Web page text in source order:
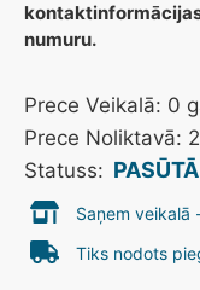
numuru.
Prece Veikalā: 0
Prece Noliktavā:
Statuss:
Saņem veikalā
Tiks nodots